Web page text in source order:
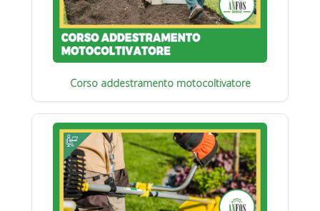
Corso addestramento motocoltivatore